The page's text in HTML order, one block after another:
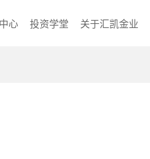
心 投资学堂 关于汇凯金业